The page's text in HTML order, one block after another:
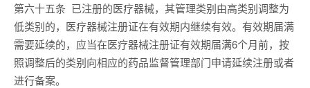
第六十五条 已注册的医疗器械，其管理类别由高类别调整为
低类别的，医疗器械注册证在有效期内继续有效。有效期届满
需要延续的，应当在医疗器械注册证有效期届满6个月前，按
照调整后的类别向相应的药品监督管理部门申请延续注册或者
进行备案。